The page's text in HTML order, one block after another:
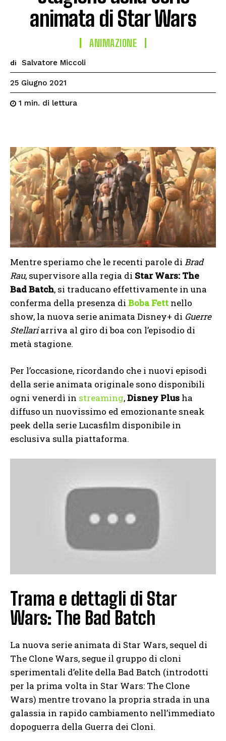
animata di Star Wars
ANIMAZIONE
di Salvatore Miccoli
25 Giugno 2021
1 min. di lettura
Mentre speriamo che le recenti parole di Brad
Rau, supervisore alla regia di Star Wars: The
Bad Batch, si traducano effettivamente in una
conferma della presenza di Boba Fett nello
show, la nuova serie animata Disney+ di Guerre
Stellariarriva al giro di boa con l’episodio di
metà stagione.
Per l’occasione, ricordando che i nuovi episodi
della serie animata originale sono disponibili
ogni venerdì in streaming,Disney Plus ha
diffuso un nuovissimo ed emozionante sneak
peek della serie Lucasfilm disponibile in
esclusiva sulla piattaforma.
Trama e dettagli di Star
Wars: The Bad Batch
La nuova serie animata di Star Wars, sequel di
The Clone Wars, segue il gruppo di cloni
sperimentali d’elite della Bad Batch (introdotti
per la prima volta in Star Wars: The Clone
Wars) mentre trovano la propria strada in una
galassia in rapido cambiamento nell’immediato
dopoguerra della Guerra dei Cloni.